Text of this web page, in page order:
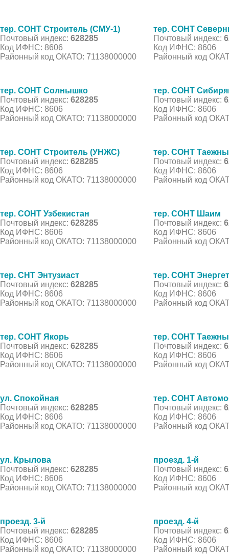
тер. СОНТ Строитель (СМУ-1)
Почтовый индекс: 628285
Код ИФНС: 8606
Районный код ОКАТО: 71138000000
тер. СОНТ
Почтовый индекс:
Код ИФНС: 8606
Районный код
тер. СОНТ Солнышко
Почтовый индекс: 628285
Код ИФНС: 8606
Районный код ОКАТО: 71138000000
тер. СОНТ
Почтовый индекс:
Код ИФНС: 8606
Районный код
тер. СОНТ Строитель (УНЖС)
Почтовый индекс: 628285
Код ИФНС: 8606
Районный код ОКАТО: 71138000000
тер. СОНТ
Почтовый индекс:
Код ИФНС: 8606
Районный код
тер. СОНТ Узбекистан
Почтовый индекс: 628285
Код ИФНС: 8606
Районный код ОКАТО: 71138000000
тер. СОНТ Шаим
Почтовый индекс:
Код ИФНС: 8606
Районный код
тер. СНТ Энтузиаст
Почтовый индекс: 628285
Код ИФНС: 8606
Районный код ОКАТО: 71138000000
тер. СОНТ
Почтовый индекс:
Код ИФНС: 8606
Районный код
тер. СОНТ Якорь
Почтовый индекс: 628285
Код ИФНС: 8606
Районный код ОКАТО: 71138000000
тер. СОНТ
Почтовый индекс:
Код ИФНС: 8606
Районный код
ул. Спокойная
Почтовый индекс: 628285
Код ИФНС: 8606
Районный код ОКАТО: 71138000000
тер. СОНТ
Почтовый индекс:
Код ИФНС: 8606
Районный код
ул. Крылова
Почтовый индекс: 628285
Код ИФНС: 8606
Районный код ОКАТО: 71138000000
проезд. 1-й
Почтовый индекс:
Код ИФНС: 8606
Районный код
проезд. 3-й
Почтовый индекс: 628285
Код ИФНС: 8606
Районный код ОКАТО: 71138000000
проезд. 4-й
Почтовый индекс:
Код ИФНС: 8606
Районный код